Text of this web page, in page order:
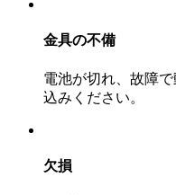
金具の不備
電池が切れ、故障
込みください。
欠損